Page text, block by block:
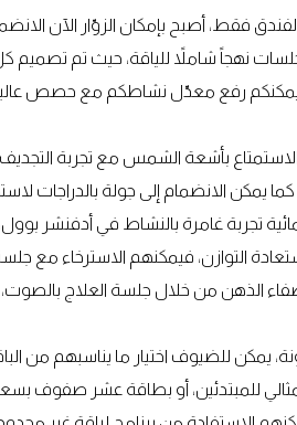
فقط، أصبح بإمكان الزوّار الآن
نهجاً شاملاً للياقة، حيث تم
يمكنكم رفع معدّل نشاطكم مع حصص
الاستمتاع بأشعة الشمس مع تجربة
يمكن الانضمام إلى جولة بالدراجات
تجربة غامرة بالنشاط في أدفنشر
التوازن، فيمكنهم الاسترخاء مع
الذهن من خلال جلسة العلاج بالصوت،
يمكن للضيوف اختيار ما يناسبهم من